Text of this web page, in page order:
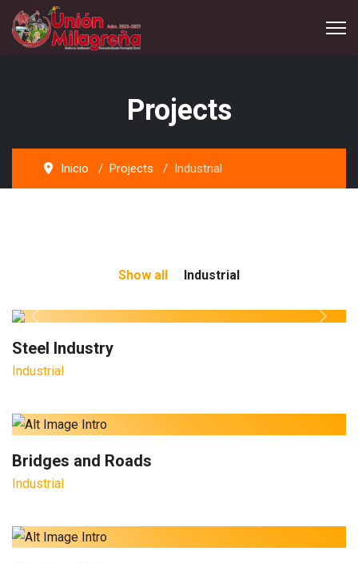
Projects
Inicio Projects Industrial
Show all Industrial
Previous Next
Steel Industry
Industrial
Bridges and Roads
Industrial